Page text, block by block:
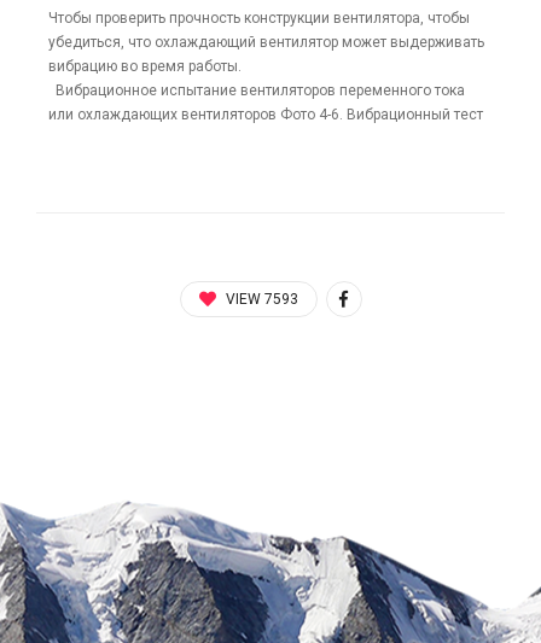
Чтобы проверить прочность конструкции вентилятора, чтобы
убедиться, что охлаждающий вентилятор может выдерживать
вибрацию во время работы.
Вибрационное испытание вентиляторов переменного тока
или охлаждающих вентиляторов Фото 4-6. Вибрационный тест
VIEW 7593